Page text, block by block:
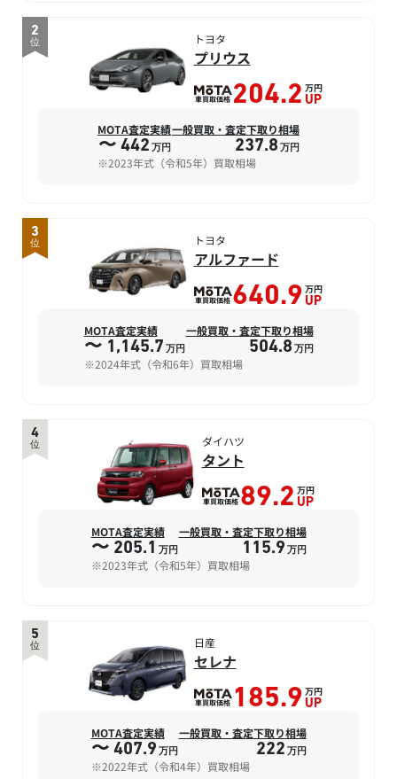
2
位 トヨタ
プリウス
車買取価格204.2 万円
UP
MOTA査定実績
〜 442 万円
一般買取・査定下取り相場
237.8 万円
※2023年式（令和5年）買取相場
3
位 トヨタ
アルファード
車買取価格640.9 万円
UP
MOTA査定実績
〜 1,145.7 万円
一般買取・査定下取り相場
504.8 万円
※2024年式（令和6年）買取相場
4
位 ダイハツ
タント
車買取価格89.2 万円
UP
MOTA査定実績
〜 205.1 万円
一般買取・査定下取り相場
115.9 万円
※2023年式（令和5年）買取相場
5
位 日産
セレナ
車買取価格185.9 万円
UP
MOTA査定実績
〜 407.9 万円
一般買取・査定下取り相場
222 万円
※2022年式（令和4年）買取相場